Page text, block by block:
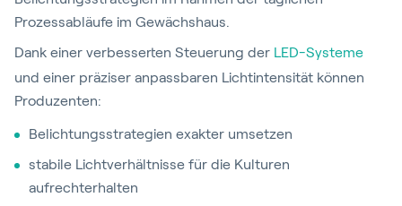
Prozessabläufe im Gewächshaus.
Dank einer verbesserten Steuerung der LED-Systeme
und einer präziser anpassbaren Lichtintensität können
Produzenten:
Belichtungsstrategien exakter umsetzen
stabile Lichtverhältnisse für die Kulturen
aufrechterhalten